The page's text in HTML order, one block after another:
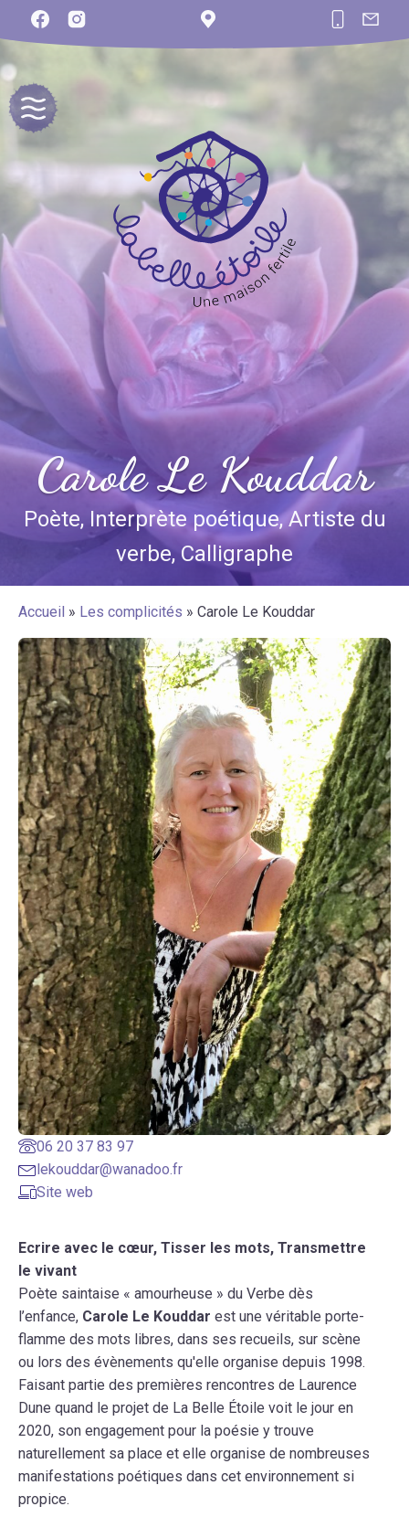
Carole Le Kouddar
Poète, Interprète poétique, Artiste du
verbe, Calligraphe
Accueil » Les complicités » Carole Le Kouddar
06 20 37 83 97
lekouddar@wanadoo.fr
Site web
Ecrire avec le cœur, Tisser les mots, Transmettre
le vivant
Poète saintaise « amourheuse » du Verbe dès
l’enfance, Carole Le Kouddar est une véritable porte-
flamme des mots libres, dans ses recueils, sur scène
ou lors des évènements qu'elle organise depuis 1998.
Faisant partie des premières rencontres de Laurence
Dune quand le projet de La Belle Étoile voit le jour en
2020, son engagement pour la poésie y trouve
naturellement sa place et elle organise de nombreuses
manifestations poétiques dans cet environnement si
propice.